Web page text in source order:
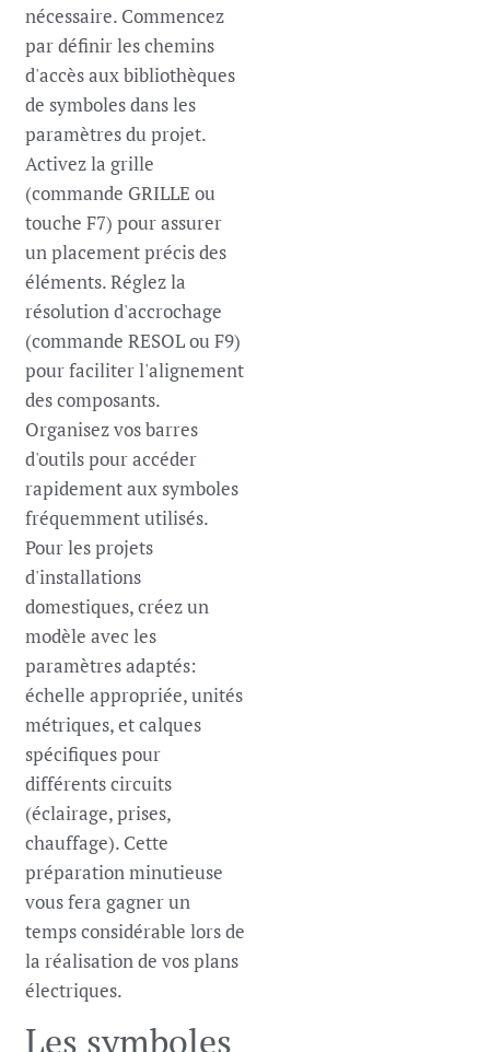
nécessaire. Commencez
par définir les chemins
d'accès aux bibliothèques
de symboles dans les
paramètres du projet.
Activez la grille
(commande GRILLE ou
touche F7) pour assurer
un placement précis des
éléments. Réglez la
résolution d'accrochage
(commande RESOL ou F9)
pour faciliter l'alignement
des composants.
Organisez vos barres
d'outils pour accéder
rapidement aux symboles
fréquemment utilisés.
Pour les projets
d'installations
domestiques, créez un
modèle avec les
paramètres adaptés:
échelle appropriée, unités
métriques, et calques
spécifiques pour
différents circuits
(éclairage, prises,
chauffage). Cette
préparation minutieuse
vous fera gagner un
temps considérable lors de
la réalisation de vos plans
électriques.
Les symboles